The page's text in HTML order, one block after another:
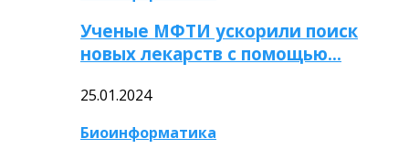
Ученые МФТИ ускорили поиск
новых лекарств с помощью…
25.01.2024
Биоинформатика